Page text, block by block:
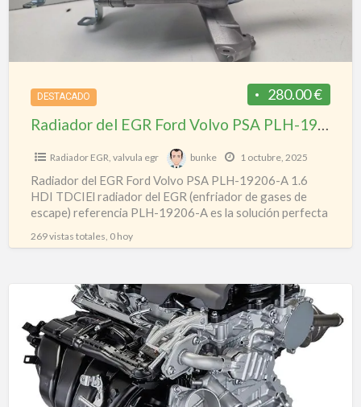
A
HDI
TDCI
DESTACADO 280.00 €
Radiador del EGR Ford Volvo PSA PLH-19206-A 1.6 HDI TDCI
Radiador EGR, valvula egr bunke 1 octubre, 2025
Radiador del EGR Ford Volvo PSA PLH-19206-A 1.6
HDI TDCIEl radiador del EGR (enfriador de gases de
escape) referencia PLH-19206-A es la solución perfecta
269 vistas totales, 0 hoy
Toyota
RAV4
A25A-